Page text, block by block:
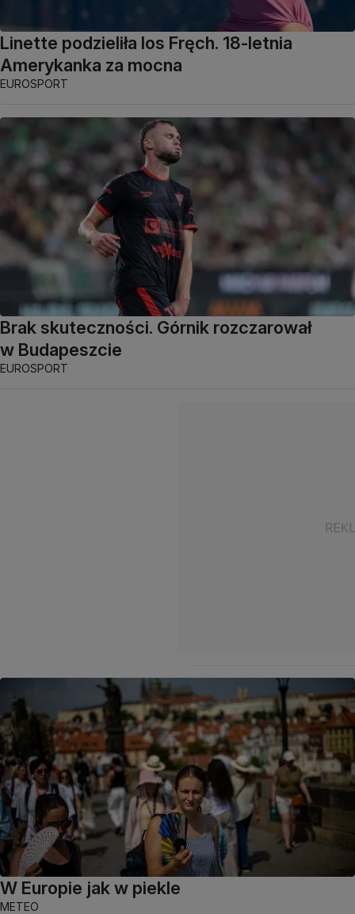
Linette podzieliła los Fręch. 18-letnia
Amerykanka za mocna
EUROSPORT
Brak skuteczności. Górnik rozczarował
w Budapeszcie
EUROSPORT
W Europie jak w piekle
METEO